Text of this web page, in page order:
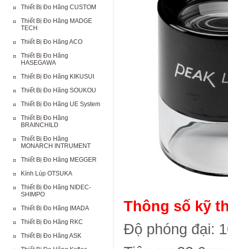
Thiết Bị Đo Hãng CUSTOM
Thiết Bị Đo Hãng MADGE
TECH
Thiết Bị Đo Hãng ACO
Thiết Bị Đo Hãng
HASEGAWA
Thiết Bị Đo Hãng KIKUSUI
Thiết Bị Đo Hãng SOUKOU
Thiết Bị Đo Hãng UE System
Thiết Bị Đo Hãng
BRAINCHILD
Thiết Bị Đo Hãng
MONARCH INTRUMENT
Thiết Bị Đo Hãng MEGGER
Kính Lúp OTSUKA
Thiết Bị Đo Hãng NIDEC-
SHIMPO
Thiết Bị Đo Hãng IMADA
Thiết Bị Đo Hãng RKC
Thiết Bị Đo Hãng ASK
Thông số kỹ
Độ phóng đại: